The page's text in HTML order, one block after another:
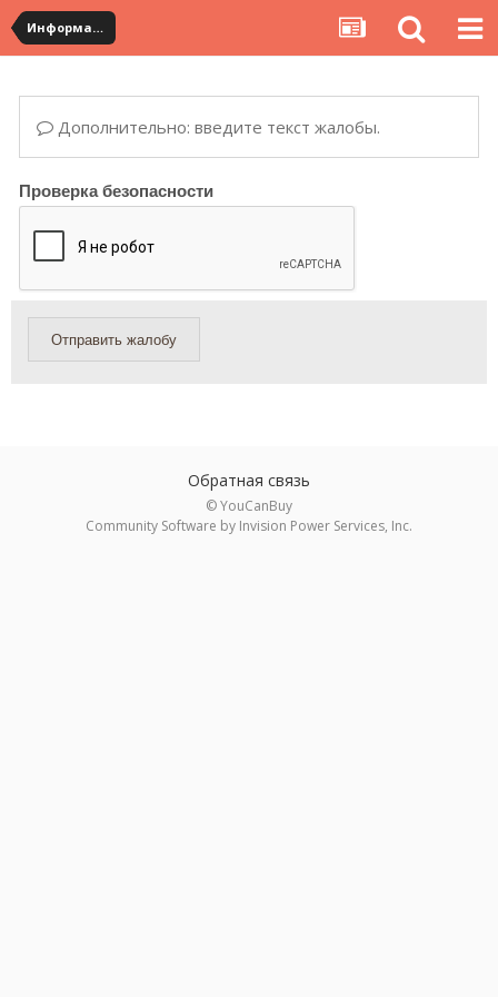
Информация по полученным посылкам
Дополнительно: введите текст жалобы.
Проверка безопасности
Отправить жалобу
Обратная связь
© YouCanBuy
Community Software by Invision Power Services, Inc.